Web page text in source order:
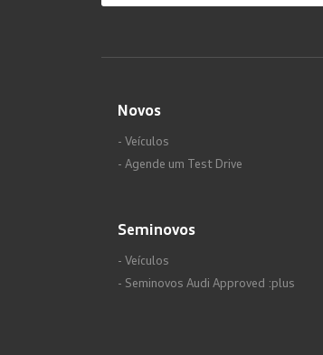
Novos
- Veículos
- Agende um Test Drive
Seminovos
- Veículos
- Seminovos Audi Approved :plus